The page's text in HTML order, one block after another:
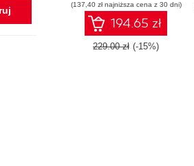
(137,40 zł najniższa cena z 30 dni)
194.65 zł
229.00 zł (-15%)